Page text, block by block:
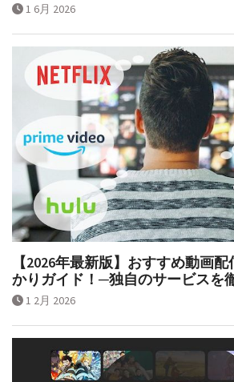
1 6月 2026
【2026年最新版】おすすめ動画
かりガイド！─独自のサービスを
1 2月 2026